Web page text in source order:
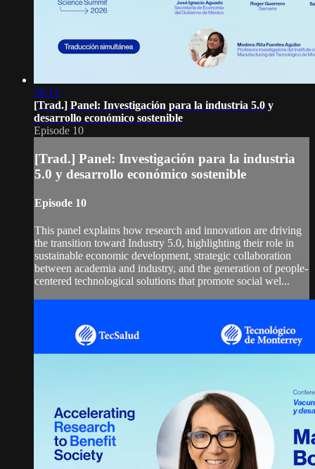
59:13
[Trad.] Panel: Investigación para la industria 5.0 y
desarrollo económico sostenible
Episode 10
[Trad.] Panel: Investigación para la industria
5.0 y desarrollo económico sostenible
Episode 10
This panel explains how research and innovation are driving
the transition toward Industry 5.0, highlighting their role in
sustainable economic development, strategic collaboration
between academia and industry, and the generation of people-
centered technological solutions that promote social wel...